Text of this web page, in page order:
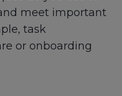
meet important
task
or onboarding